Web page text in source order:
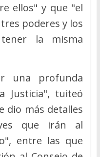
ellos" y que "el
poderes y los
la misma
una profunda
Justicia", tuiteó
dio más detalles
que irán al
entre las que